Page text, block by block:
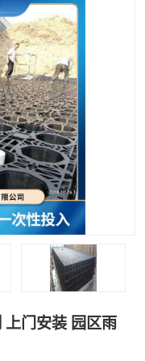
上门安装 园区雨
限流闸门
化预制泵站
冲洗装置
冲洗装置
化污水处理泵房
砂过滤装置
截污